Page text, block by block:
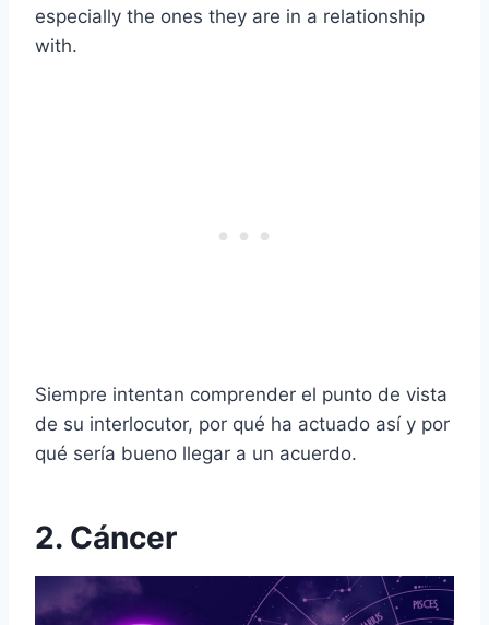
especially the ones they are in a relationship
with.
Siempre intentan comprender el punto de vista
de su interlocutor, por qué ha actuado así y por
qué sería bueno llegar a un acuerdo.
2. Cáncer